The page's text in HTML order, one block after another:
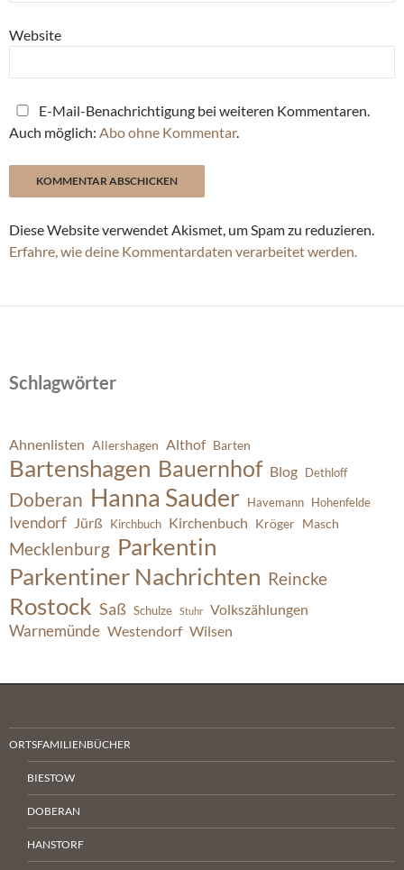
Website
E-Mail-Benachrichtigung bei weiteren Kommentaren.
Auch möglich: Abo ohne Kommentar.
Diese Website verwendet Akismet, um Spam zu reduzieren.
Erfahre, wie deine Kommentardaten verarbeitet werden.
Schlagwörter
Ahnenlisten Allershagen Althof Barten
Bartenshagen Bauernhof Blog Dethloff
Doberan Hanna Sauder Havemann Hohenfelde
Ivendorf Jürß Kirchbuch Kirchenbuch Kröger Masch
Mecklenburg Parkentin
Parkentiner Nachrichten Reincke
Rostock Saß Schulze Stuhr Volkszählungen
Warnemünde Westendorf Wilsen
ORTSFAMILIENBÜCHER
BIESTOW
DOBERAN
HANSTORF